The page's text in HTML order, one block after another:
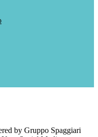
by Gruppo Spaggiari